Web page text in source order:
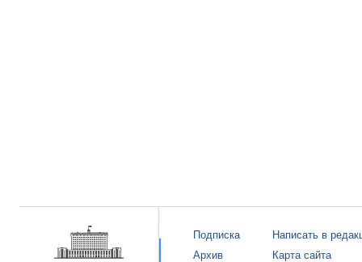
Подписка
Архив
Написать в
Карта сайта